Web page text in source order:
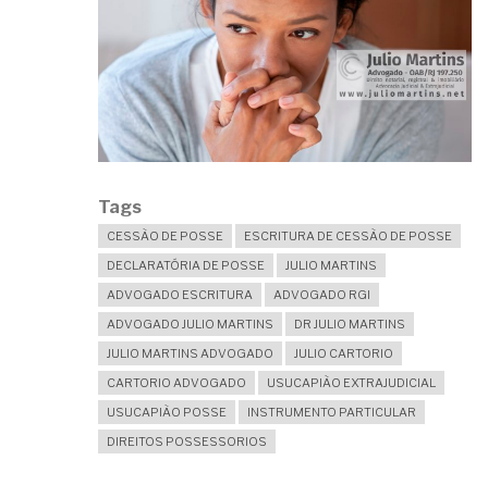
Tags
CESSÃO DE POSSE
ESCRITURA DE CESSÃO DE POSSE
DECLARATÓRIA DE POSSE
JULIO MARTINS
ADVOGADO ESCRITURA
ADVOGADO RGI
ADVOGADO JULIO MARTINS
DR JULIO MARTINS
JULIO MARTINS ADVOGADO
JULIO CARTORIO
CARTORIO ADVOGADO
USUCAPIÃO EXTRAJUDICIAL
USUCAPIÃO POSSE
INSTRUMENTO PARTICULAR
DIREITOS POSSESSORIOS